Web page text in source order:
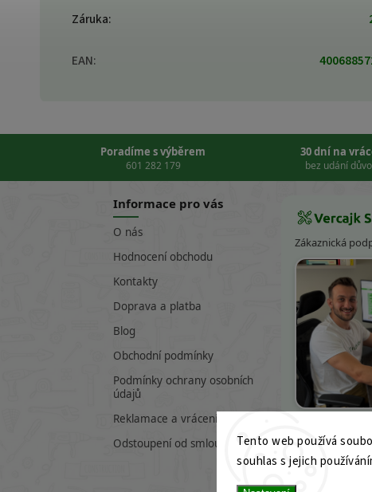
Tento web používá
souhlas s jejich
Záruka:
EAN:
Poradíme s výběrem
601 282 179
30 dní na
bez udání
Informace pro vás
O nás
Hodnocení obchodu
Kontakty
Doprava a platba
Blog
Obchodní podmínky
Podmínky ochrany osobních
údajů
Reklamace a vrácení zboží
Odstoupení od smlouvy
Zákaznická
601 282 179